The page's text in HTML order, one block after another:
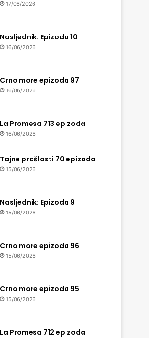
17/06/2026
Nasljednik: Epizoda 10
16/06/2026
Crno more epizoda 97
16/06/2026
La Promesa 713 epizoda
16/06/2026
Tajne prošlosti 70 epizoda
15/06/2026
Nasljednik: Epizoda 9
15/06/2026
Crno more epizoda 96
15/06/2026
Crno more epizoda 95
15/06/2026
La Promesa 712 epizoda